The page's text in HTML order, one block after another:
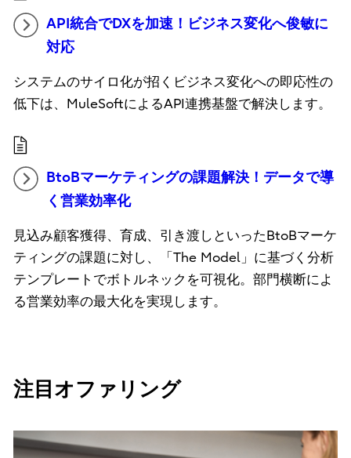
API統合でDXを加速！ビジネス変化へ俊敏に
対応
システムのサイロ化が招くビジネス変化への即応性の
低下は、MuleSoftによるAPI連携基盤で解決します。
BtoBマーケティングの課題解決！データで導
く営業効率化
見込み顧客獲得、育成、引き渡しといったBtoBマーケ
ティングの課題に対し、「The Model」に基づく分析
テンプレートでボトルネックを可視化。部門横断によ
る営業効率の最大化を実現します。
注目オファリング